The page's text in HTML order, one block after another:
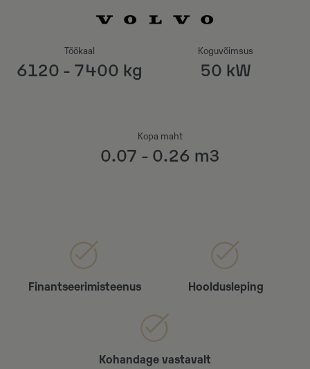
Töökaal
6120 - 7400 kg
Koguvõimsus
50 kW
Kopa maht
0.07 - 0.26 m3
Finantseerimisteenus Hooldusleping
Kohandage vastavalt